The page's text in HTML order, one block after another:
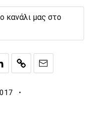
κανάλι μας στο
·